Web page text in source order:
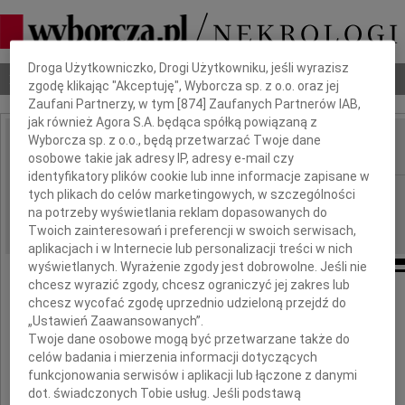
Nekrologi Odeszli Poradnik pogrzebowy
IMIĘ I NAZWISKO:
REGION: Lublin
DATA EMISJI: 11.12.2020
Wyrazy najgłębszego współczucia
Mamy
Dbamy o Twoją prywatność
Droga Użytkowniczko, Drogi Użytkowniku, jeśli wyrazisz
zgodę klikając "Akceptuję", Wyborcza sp. z o.o. oraz jej
Zaufani Partnerzy, w tym [874 ] Zaufanych Partnerów IAB,
jak również Agora S.A. będąca spółką powiązaną z
Wyborcza sp. z o.o., będą przetwarzać Twoje dane
osobowe takie jak adresy IP, adresy e-mail czy
identyfikatory plików cookie lub inne informacje zapisane w
tych plikach do celów marketingowych, w szczególności
na potrzeby wyświetlania reklam dopasowanych do
Twoich zainteresowań i preferencji w swoich serwisach,
aplikacjach i w Internecie lub personalizacji treści w nich
wyświetlanych. Wyrażenie zgody jest dobrowolne. Jeśli nie
chcesz wyrazić zgody, chcesz ograniczyć jej zakres lub
chcesz wycofać zgodę uprzednio udzieloną przejdź do
„Ustawień Zaawansowanych”.
Twoje dane osobowe mogą być przetwarzane także do
celów badania i mierzenia informacji dotyczących
funkcjonowania serwisów i aplikacji lub łączone z danymi
dot. świadczonych Tobie usług. Jeśli podstawą